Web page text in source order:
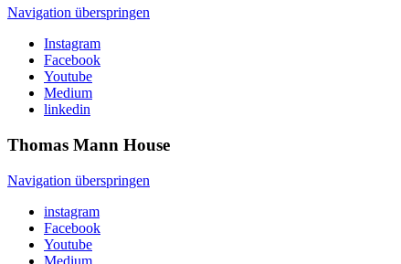
Navigation überspringen
Instagram
Facebook
Youtube
Medium
linkedin
Thomas Mann House
Navigation überspringen
instagram
Facebook
Youtube
Medium